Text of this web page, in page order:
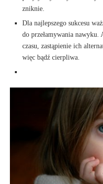
zniknie.
Dla najlepszego sukcesu
do przełamywania
czasu, zastąpienie ich
więc bądź cierpliwa.